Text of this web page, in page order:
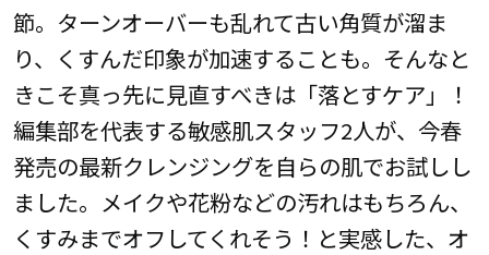
節。ターンオーバーも乱れて古い角質が溜ま
り、くすんだ印象が加速することも。そんなと
きこそ真っ先に見直すべきは「落とすケア」！
編集部を代表する敏感肌スタッフ2人が、今春
発売の最新クレンジングを自らの肌でお試しし
ました。メイクや花粉などの汚れはもちろん、
くすみまでオフしてくれそう！と実感した、オ